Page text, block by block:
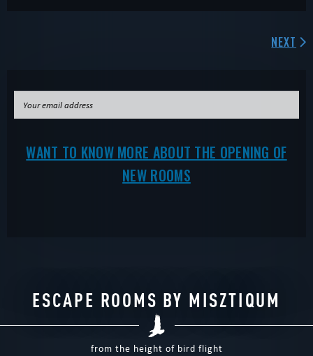
NEXT
WANT TO KNOW MORE ABOUT THE OPENING OF
NEW ROOMS
ESCAPE ROOMS BY MISZTIQUM
from the height of bird flight